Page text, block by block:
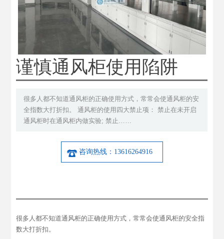
谨慎通风柜使用陷阱
很多人都不知道通风柜的正确使用方式，常常会使通风柜的安
全指数大打折扣。 通风柜的使用四大禁止项： 禁止在未开启
通风柜时在通风柜内做实验; 禁止……
咨询热线：13616264916
很多人都不知道通风柜的正确使用方式，常常会使通风柜的安全指
数大打折扣。